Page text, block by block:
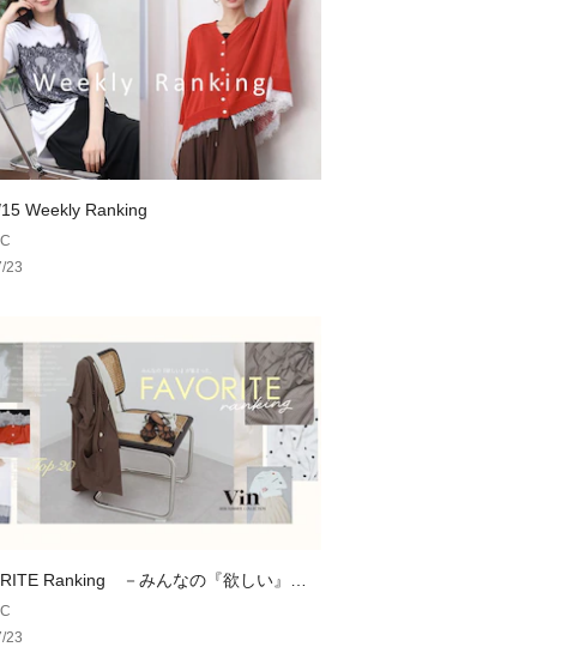
Weekly Ranking
23
Ranking －みんなの『欲しい』が
た、お気に入り登録数ランキング－
23